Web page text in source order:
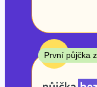
Ve zkušebce
ano
ne
V exekuci
TOP
První půjčka